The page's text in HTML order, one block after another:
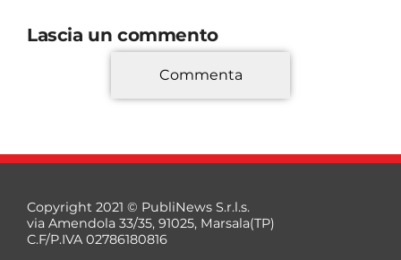
Lascia un commento
*
Commenta
Copyright 2021 © PubliNews S.r.l.s.
via Amendola 33/35, 91025, Marsala(TP)
C.F/P.IVA 02786180816